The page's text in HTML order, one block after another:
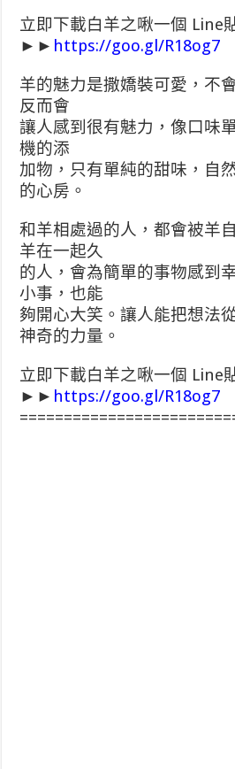
立即下載白羊之啾一個 Line
►► https://goo.gl/R18og7
羊的魅力是撒嬌裝可愛，不
反而會
讓人感到很有魅力，像口味
機的添
加物，只有單純的甜味，自
的心房。
和羊相處過的人，都會被羊
羊在一起久
的人，會為簡單的事物感到
小事，也能
夠開心大笑。讓人能把想法
神奇的力量。
立即下載白羊之啾一個 Line
►► https://goo.gl/R18og7